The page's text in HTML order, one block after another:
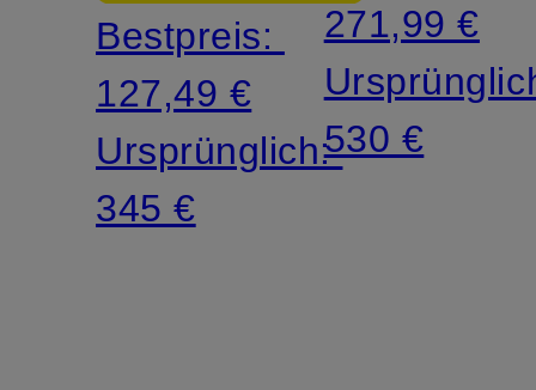
Bestpreis:
127,49 €
Ursprünglich:
345 €
271,99 €
530 €